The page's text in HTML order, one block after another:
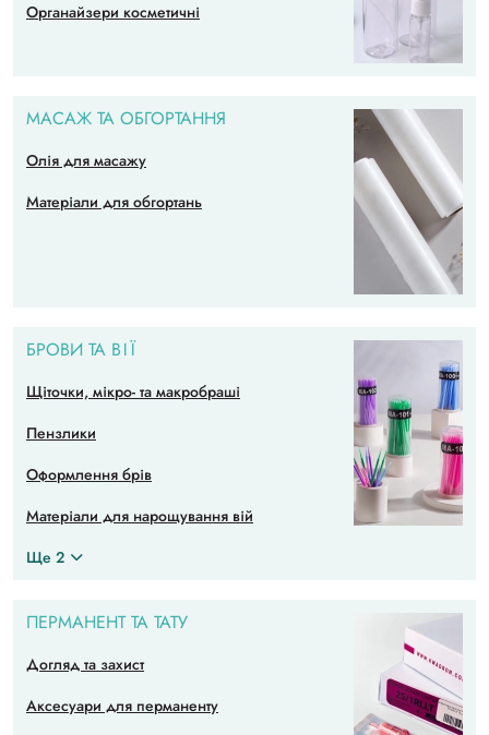
Органайзери косметичні
МАСАЖ ТА ОБГОРТАННЯ
Олія для масажу
Матеріали для обгортань
БРОВИ ТА ВІЇ
Щіточки, мікро- та макробраші
Пензлики
Оформлення брів
Матеріали для нарощування вій
Ще 2
ПЕРМАНЕНТ ТА ТАТУ
Догляд та захист
Аксесуари для перманенту